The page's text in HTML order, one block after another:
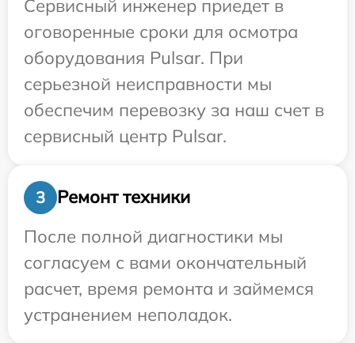
Сервисный инженер приедет в
оговоренные сроки для осмотра
оборудования Pulsar. При
серьезной неисправности мы
обеспечим перевозку за наш счет в
сервисный центр Pulsar.
3
Ремонт техники
После полной диагностики мы
согласуем с вами окончательный
расчет, время ремонта и займемся
устранением неполадок.